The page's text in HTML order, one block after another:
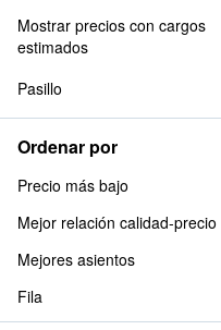
Mostrar precios con cargos
estimados
Pasillo
Ordenar por
Precio más bajo
Mejor relación calidad-precio
Mejores asientos
Fila